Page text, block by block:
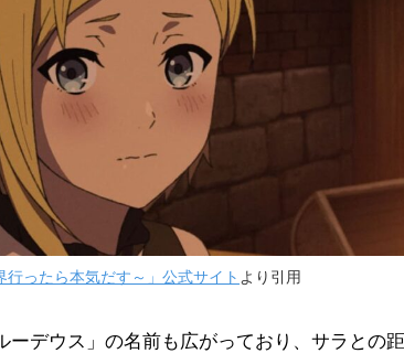
ったら本気だす～」公式サイト より引用
デウス」の名前も広がっており、サラとの距